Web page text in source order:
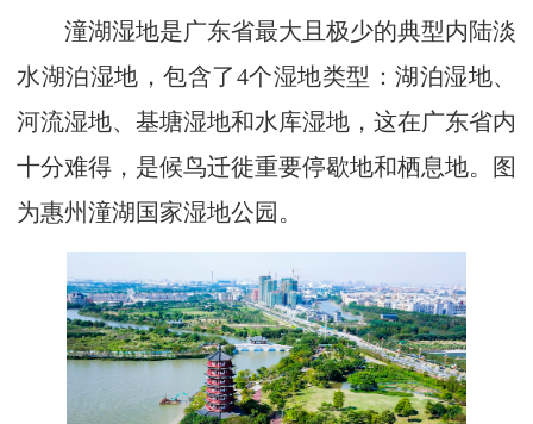
潼湖湿地是广东省最大且极少的典型内陆淡
水湖泊湿地，包含了4个湿地类型：湖泊湿地、
河流湿地、基塘湿地和水库湿地，这在广东省内
十分难得，是候鸟迁徙重要停歇地和栖息地。图
为惠州潼湖国家湿地公园。